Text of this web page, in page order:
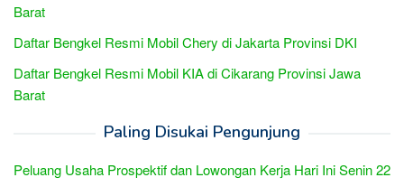
Barat
Daftar Bengkel Resmi Mobil Chery di Jakarta Provinsi DKI
Daftar Bengkel Resmi Mobil KIA di Cikarang Provinsi Jawa
Barat
Paling Disukai Pengunjung
Peluang Usaha Prospektif dan Lowongan Kerja Hari Ini Senin 22